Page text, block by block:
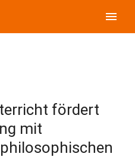
menu
fördert
mit